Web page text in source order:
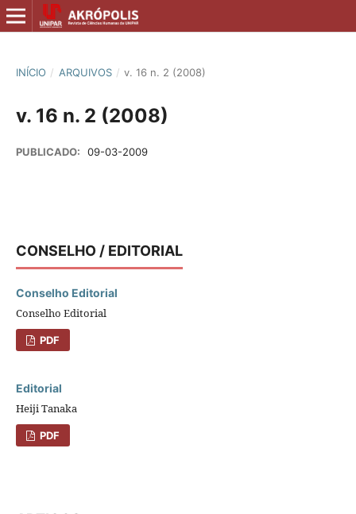
INÍCIO / ARQUIVOS / v. 16 n. 2 (2008)
v. 16 n. 2 (2008)
PUBLICADO: 09-03-2009
CONSELHO / EDITORIAL
Conselho Editorial
Conselho Editorial
PDF
Editorial
Heiji Tanaka
PDF